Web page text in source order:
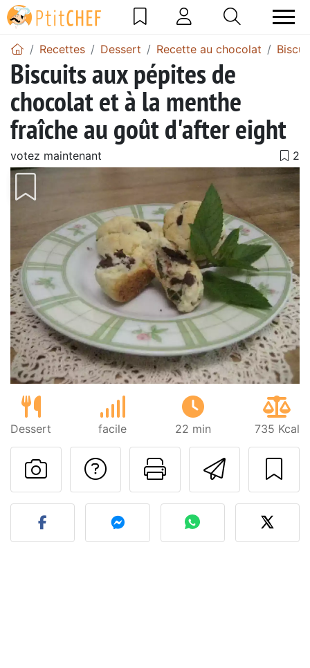
Recettes Dessert Recette au chocolat
Biscuits aux pépites de
chocolat et à la menthe
fraîche au goût d'after eight
votez maintenant
Dessert facile 22 min 735 Kcal
Imprimer
Poser une
Publier votre photo de